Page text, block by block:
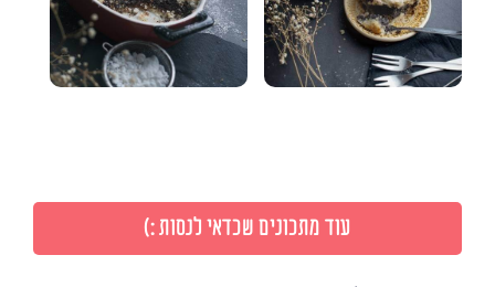
עוד מתכונים שכדאי לנסות :)